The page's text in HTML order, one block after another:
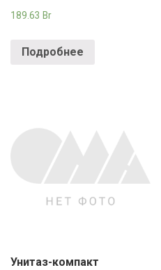
189.63 Br
Подробнее
Унитаз-компакт